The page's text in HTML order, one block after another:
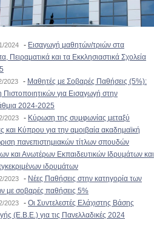
2024 - Εισαγωγή μαθητών/τριών στα
Πειραματικά και τα Εκκλησιαστικά Σχολεία
2023 - Μαθητές με Σοβαρές Παθήσεις (5%):
για Εισαγωγή στην
2024-2025
2023 - Κύρωση της συμφωνίας μεταξύ
και Κύπρου για την αμοιβαία ακαδημαϊκή
πανεπιστημιακών τίτλων σπουδών
και Ανωτέρων Εκπαιδευτικών Ιδρυμάτων και
ιδρυμάτων
2023 - Νέες Παθήσεις στην κατηγορία των
με σοβαρές παθήσεις 5%
2023 - Οι Συντελεστές Ελάχιστης Βάσης
(Ε.Β.Ε.) για τις Πανελλαδικές 2024